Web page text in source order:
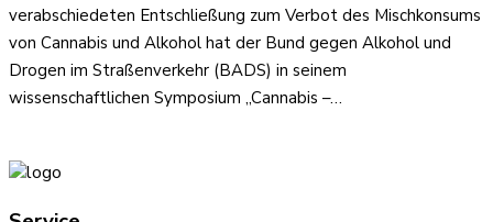
verabschiedeten Entschließung zum Verbot des Mischkonsums
von Cannabis und Alkohol hat der Bund gegen Alkohol und
Drogen im Straßenverkehr (BADS) in seinem
wissenschaftlichen Symposium „Cannabis –…